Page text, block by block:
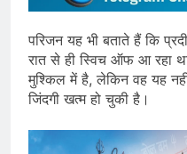
परिजन यह भी बताते हैं कि
रात से ही स्विच ऑफ आ रहा
मुश्किल में है, लेकिन वह यह
जिंदगी खत्म हो चुकी है।